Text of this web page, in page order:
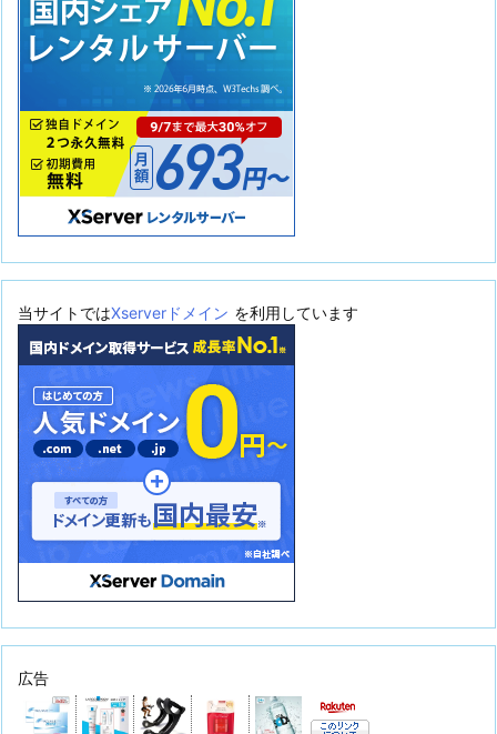
当サイトではXserverドメイン を利用しています
広告